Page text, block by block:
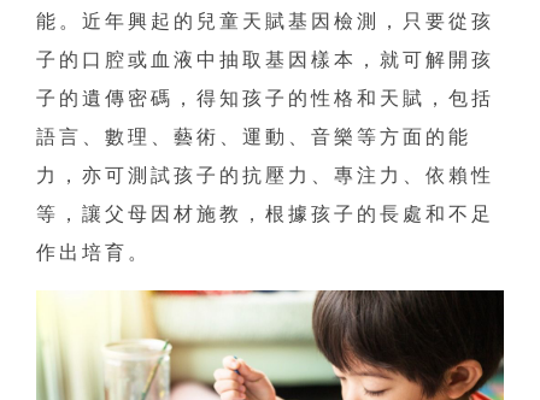
能。近年興起的兒童天賦基因檢測，只要從孩
子的口腔或血液中抽取基因樣本，就可解開孩
子的遺傳密碼，得知孩子的性格和天賦，包括
語言、數理、藝術、運動、音樂等方面的能
力，亦可測試孩子的抗壓力、專注力、依賴性
等，讓父母因材施教，根據孩子的長處和不足
作出培育。